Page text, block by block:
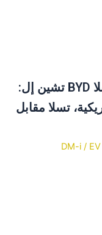
منافس تيسلا الصين منافس تسلا BYD تشين إل:
تسلا مقابل